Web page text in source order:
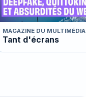
MAGAZINE DU MULTIMÉDIA
Tant d'écrans